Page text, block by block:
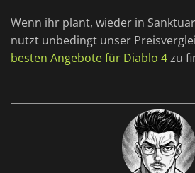
Wenn ihr plant, wieder in
nutzt unbedingt unser
besten Angebote für Diablo 4zu